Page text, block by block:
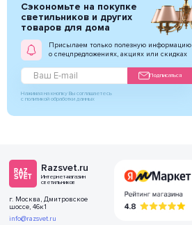
Сэкономьте на покупке
светильников и других
товаров для дома
Присылаем только полезную информацию
о спецпредложениях, акциях или скидках
Подписаться
Нажимая на кнопку Вы соглашаетесь
с политикой обработки данных
Razsvet.ru
Интернет-магазин
светильников
г. Москва, Дмитровское
шоссе, 46к1
info@razsvet.ru